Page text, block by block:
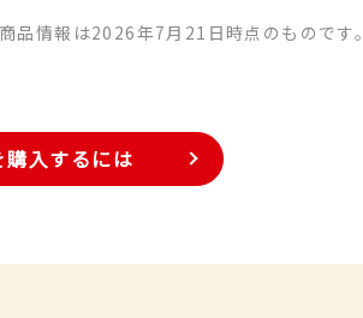
品情報は2026年7月21日時点のものです。
購入するには